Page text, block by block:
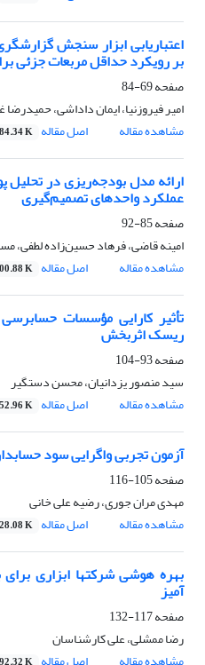
اعتباریابی ابزار سنجش
بر رویکرد حداقل مربعات جزئی
صفحه69-84
امیر فیروزنیا، ایمان داداشی، حمیدرضا
مشاهده مقاله
اصل مقاله K
ارائه مدل بودجه‌ریزی در
عملکرد واحدهای تصمیم‌گیری
صفحه85-92
امینه قاضی، فرهاد حسین‌زاده لطفی،
مشاهده مقاله
اصل مقاله K
تأثیر کارایی مؤسسات
ریسک اثربخش
صفحه93-104
سید منصور یزدانیان، محسن دستگیر
مشاهده مقاله
اصل مقاله K
آزمون تجربی واگرایی سود
صفحه105-116
مهدی مران جوری، رضیه علی خانی
مشاهده مقاله
اصل مقاله K
بهره هوشی شرکتها ابزاری
آمیز
صفحه117-132
رضا ممشلی، علی کارشناسان